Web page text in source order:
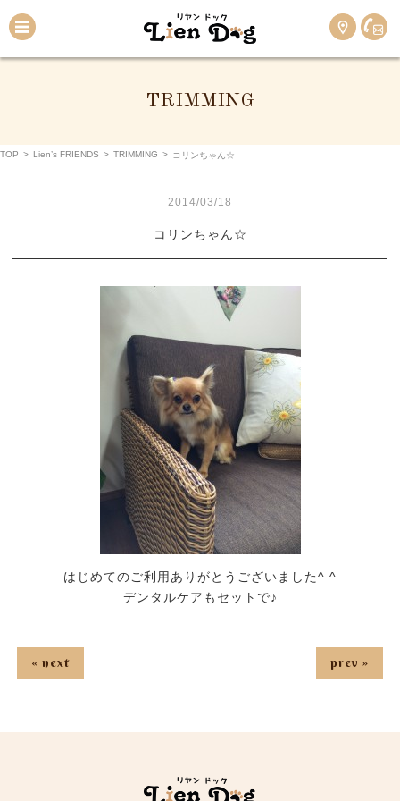
TRIMMING
TOP > Lien’s FRIENDS > TRIMMING > コリンちゃん☆
2014/03/18
コリンちゃん☆
はじめてのご利用ありがとうございました^ ^
デンタルケアもセットで♪
« next prev »